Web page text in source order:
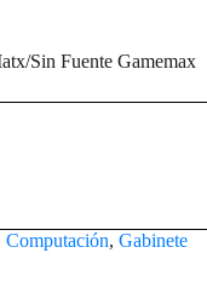
Sin Fuente Gamemax
Computación, Gabinete